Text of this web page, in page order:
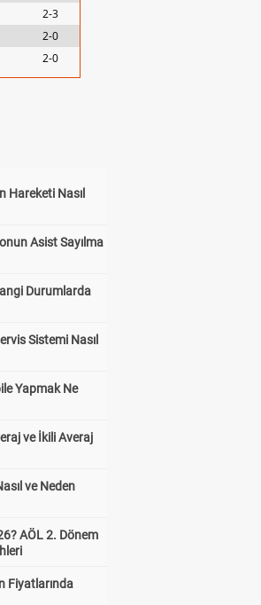
2-3
2-0
2-0
Hareketi Nasıl
Asist Sayılma
Durumlarda
Sistemi Nasıl
Yapmak Ne
ve İkili Averaj
ve Neden
AÖL 2. Dönem
Fiyatlarında